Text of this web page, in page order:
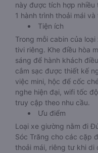
này được tích hợp
1 hành trình thoải mái và
Tiện ích
Trong mỗi cabin của
tivi riêng. Khe điều hòa
sáng để hành khách
cắm sạc được thiết kế
việc mini, hộc để cốc
nghe hiện đại, wifi tốc
truy cập theo nhu cầu.
Ưu điểm
Loại xe giường nằm đi
Sóc Trăng cho các cặp
thoải mái, riêng tư khi di